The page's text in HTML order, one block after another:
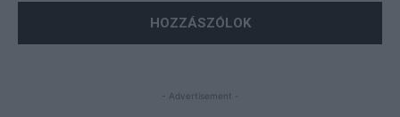
- Advertisement -